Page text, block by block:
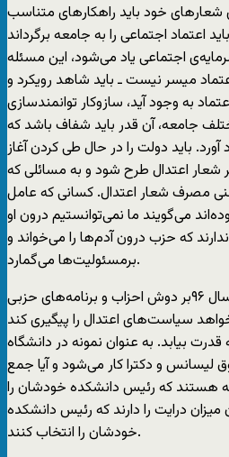
خود باید راهکارهای متناسب
اعتماد اجتماعی را به جامعه برگرداند
اجتماعی یاد می‌شود، این مسئله
میسر نیست ـ باید شاهد رویکرد و
به وجود آید، سازوکار توانمندسازی
جامعه، آن قدر باید شفاف باشد که
آورد. باید دولت را در حال طی کردن آغاز
شعار اعتدال طرح شود و به مسائلی که
مصرف شعار اعتدال. کسانی که عامل
می‌گویند ما نمی‌توانستیم درون او
که حزب درون آدم‌ها را می‌خواند و
برمسئولیت‌ها می‌گمارد.
باید کوشش شود انتخابات سال ۹۶بر دوش احزاب و برنامه‌های حزبی
سیاست‌های اعتدال را پیگیری کند
بیابد. به عنوان نمونه در دانشگاه
و دکترا کار می‌شود و آیا جمع
هستند که رئیس دانشکده خودشان را
میزان درایت را دارند که رئیس دانشکده
خودشان را انتخاب کنند.